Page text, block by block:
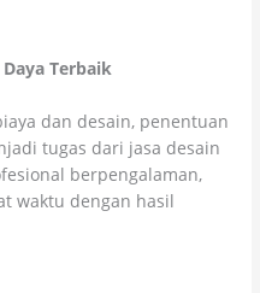
Terbaik
dan desain, penentuan
tugas dari jasa desain
berpengalaman,
waktu dengan hasil